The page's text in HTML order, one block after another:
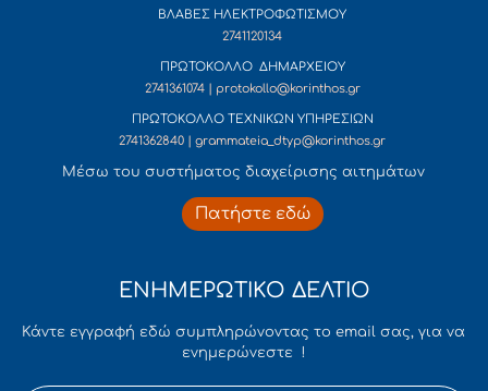
ΒΛΑΒΕΣ ΗΛΕΚΤΡΟΦΩΤΙΣΜΟΥ
2741120134
ΠΡΩΤΟΚΟΛΛΟ ΔΗΜΑΡΧΕΙΟΥ
2741361074 | protokollo@korinthos.gr
ΠΡΩΤΟΚΟΛΛΟ ΤΕΧΝΙΚΩΝ ΥΠΗΡΕΣΙΩΝ
2741362840 | grammateia_dtyp@korinthos.gr
Mέσω του συστήματος διαχείρισης αιτημάτων
Πατήστε εδώ
ΕΝΗΜΕΡΩΤΙΚΟ ΔΕΛΤΙΟ
Κάντε εγγραφή εδώ συμπληρώνοντας το email σας, για να
ενημερώνεστε !